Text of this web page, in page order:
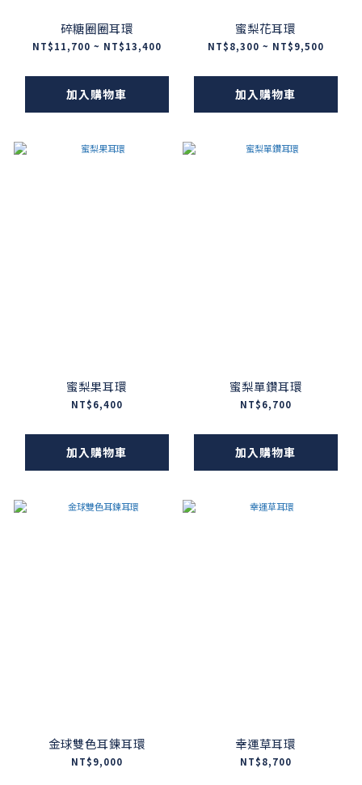
碎糖圈圈耳環
NT$11,700 ~ NT$13,400
加入購物車
蜜梨花耳環
NT$8,300 ~ NT$9,500
加入購物車
蜜梨果耳環
NT$6,400
加入購物車
蜜梨單鑽耳環
NT$6,700
加入購物車
金球雙色耳鍊耳環
NT$9,000
幸運草耳環
NT$8,700